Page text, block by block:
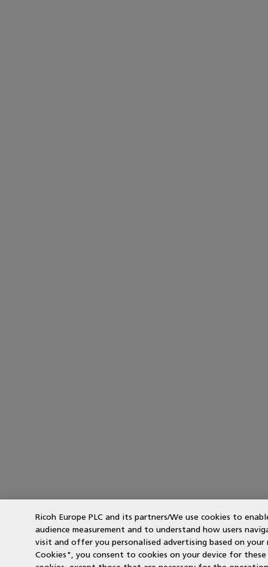
Ricoh Europe PLC and its partners/We use cookies to
audience measurement and to understand how users
visit and offer you personalised advertising based on
Cookies", you consent to cookies on your device for